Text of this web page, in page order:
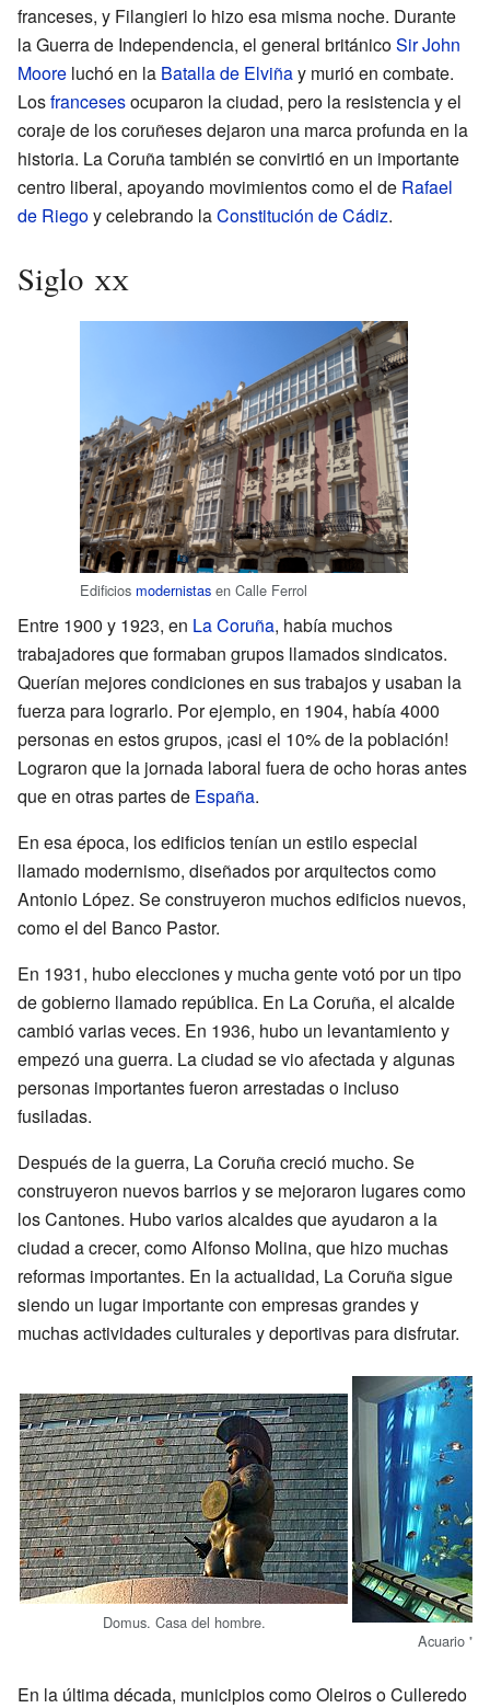
franceses, y Filangieri lo hizo esa misma noche. Durante
la Guerra de Independencia, el general británicoSir John
Moore luchó en la Batalla de Elviñay murió en combate.
Losfrancesesocuparon la ciudad, pero la resistencia y el
coraje de los coruñeses dejaron una marca profunda en la
historia. La Coruña también se convirtió en un importante
centro liberal, apoyando movimientos como el de Rafael
de Riegoy celebrando laConstitución de Cádiz.
Siglo xx
Edificios modernistas en Calle Ferrol
Entre 1900 y 1923, en La Coruña, había muchos
trabajadores que formaban grupos llamados sindicatos.
Querían mejores condiciones en sus trabajos y usaban la
fuerza para lograrlo. Por ejemplo, en 1904, había 4000
personas en estos grupos, ¡casi el 10% de la población!
Lograron que la jornada laboral fuera de ocho horas antes
que en otras partes de España.
En esa época, los edificios tenían un estilo especial
llamado modernismo, diseñados por arquitectos como
Antonio López. Se construyeron muchos edificios nuevos,
como el del Banco Pastor.
En 1931, hubo elecciones y mucha gente votó por un tipo
de gobierno llamado república. En La Coruña, el alcalde
cambió varias veces. En 1936, hubo un levantamiento y
empezó una guerra. La ciudad se vio afectada y algunas
personas importantes fueron arrestadas o incluso
fusiladas.
Después de la guerra, La Coruña creció mucho. Se
construyeron nuevos barrios y se mejoraron lugares como
los Cantones. Hubo varios alcaldes que ayudaron a la
ciudad a crecer, como Alfonso Molina, que hizo muchas
reformas importantes. En la actualidad, La Coruña sigue
siendo un lugar importante con empresas grandes y
muchas actividades culturales y deportivas para disfrutar.
Domus. Casa del hombre.
Acuario
En la última década, municipios como Oleiros o Culleredo